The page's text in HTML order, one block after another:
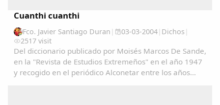
Cuanthi cuanthi
Fco. Javier Santiago Duran | 03-03-2004| Dichos |
2517 visit
Del diccionario publicado por Moisés Marcos De Sande,
en la "Revista de Estudios Extremeños" en el año 1947
y recogido en el periódico Alconetar entre los años
Compartir en Facebook
Compartir en Twitter